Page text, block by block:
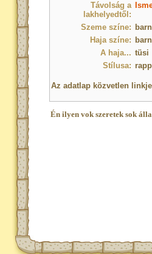
Távolság a
lakhelyedtől:
Szeme színe:
Haja színe:
A haja... tüsi
Stílusa:
Az adatlap közvetlen
Én ilyen vok szeretek sok